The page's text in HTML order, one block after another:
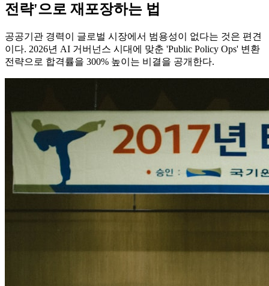
전략'으로 재포장하는 법
공공기관 경력이 글로벌 시장에서 범용성이 없다는 것은 편견
이다. 2026년 AI 거버넌스 시대에 맞춘 'Public Policy Ops' 변환
전략으로 합격률을 300% 높이는 비결을 공개한다.